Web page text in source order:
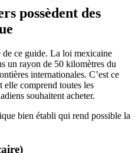
possèdent des
de ce guide. La loi mexicaine
un rayon de 50 kilomètres du
internationales. C’est ce
elle comprend toutes les
souhaitent acheter.
bien établi qui rend possible la